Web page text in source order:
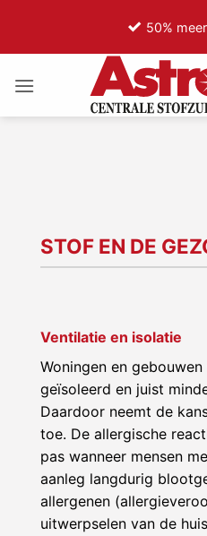
inhoud
75%
STOF EN DE
Ventilatie en isolatie
Woningen en
geïsoleerd en juist
Daardoor neemt de
toe. De allergische
pas wanneer mensen
aanleg langdurig
allergenen
uitwerpselen van de